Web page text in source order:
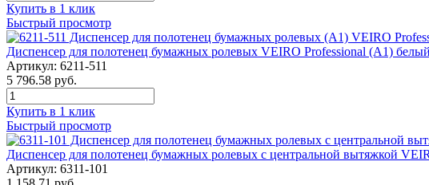
Купить в 1 клик
Быстрый просмотр
Диспенсер для полотенец бумажных ролевых VEIRO Professional (A1) белый
Артикул: 6211-511
5 796.58 руб.
Купить в 1 клик
Быстрый просмотр
Диспенсер для полотенец бумажных ролевых с центральной вытяжкой
Артикул: 6311-101